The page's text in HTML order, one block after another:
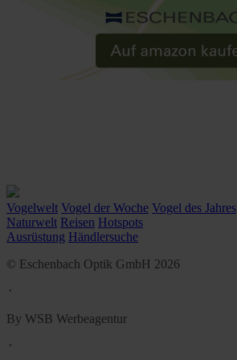
Vogelwelt Vogel der Woche Vogel des Jahres
Naturwelt Reisen Hotspots
Ausrüstung Händlersuche
© Eschenbach Optik GmbH 2026
᛫
By WSB Werbeagentur
᛫